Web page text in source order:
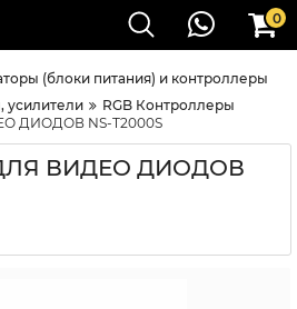
0
(блоки питания) и контроллеры
RGB Контроллеры
ДИОДОВ NS-T2000S
ВИДЕО ДИОДОВ